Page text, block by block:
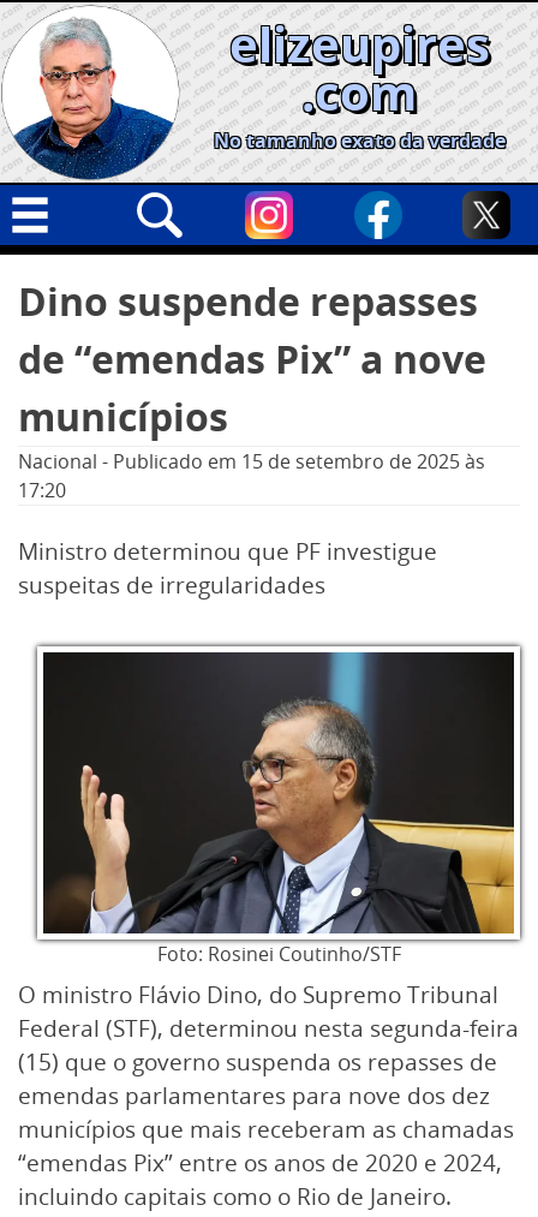
Skip
to
content
elizeupires
.com
No tamanho exato da verdade
Geral
Cidades
Opinião
por:
Dino suspende repasses
de “emendas Pix” a nove
municípios
Nacional - Publicado em 15 de setembro de 2025às
17:20
Ministro determinou que PF investigue
suspeitas de irregularidades
Foto: Rosinei Coutinho/STF
O ministro Flávio Dino, do Supremo Tribunal
Federal (STF), determinou nesta segunda-feira
(15) que o governo suspenda os repasses de
emendas parlamentares para nove dos dez
municípios que mais receberam as chamadas
“emendas Pix” entre os anos de 2020 e 2024,
incluindo capitais como o Rio de Janeiro.